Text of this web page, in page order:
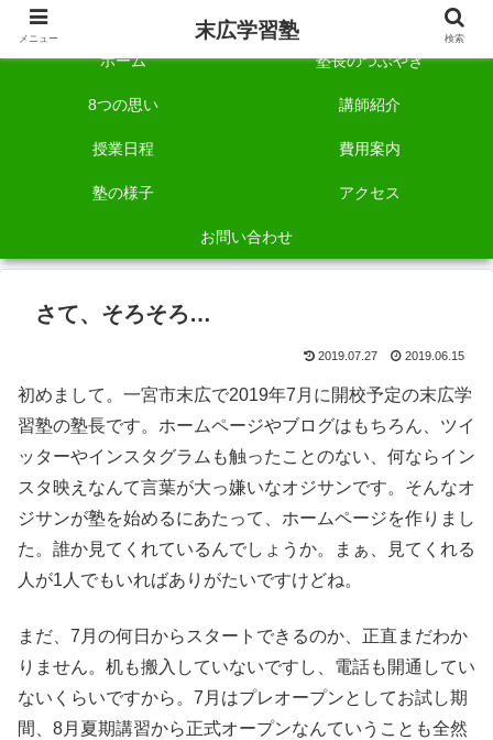
自称「一宮でいちばん塾で勉強させる塾」です。
ホーム 塾長のつぶやき
8つの思い 講師紹介
授業日程 費用案内
塾の様子 アクセス
お問い合わせ
さて、そろそろ…
2019.07.27 2019.06.15
初めまして。一宮市末広で2019年7月に開校予定の末広学
習塾の塾長です。ホームページやブログはもちろん、ツイ
ッターやインスタグラムも触ったことのない、何ならイン
スタ映えなんて言葉が大っ嫌いなオジサンです。そんなオ
ジサンが塾を始めるにあたって、ホームページを作りまし
た。誰か見てくれているんでしょうか。まぁ、見てくれる
人が1人でもいればありがたいですけどね。
まだ、7月の何日からスタートできるのか、正直まだわか
りません。机も搬入していないですし、電話も開通してい
ないくらいですから。7月はプレオープンとしてお試し期
間、8月夏期講習から正式オープンなんていうことも全然
メニュー 末広学習塾 検索